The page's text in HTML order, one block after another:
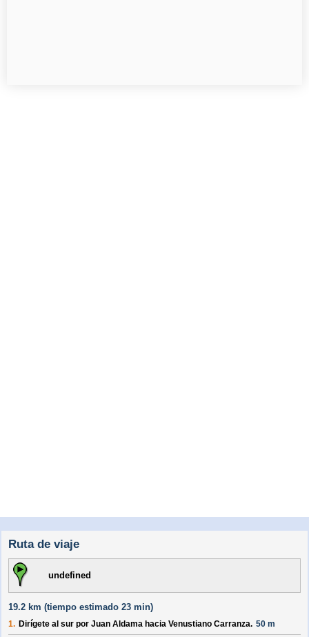
Ruta de viaje
undefined
19.2 km (tiempo estimado 23 min)
1. Dirígete al sur por Juan Aldama hacia Venustiano Carranza. 50 m